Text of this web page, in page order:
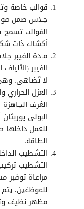
قوالب خاصة
جلاس ضمن
القوالب تسمح
أكشاك ذات
مادة الفيبر
الفيبر
لا تُضاهى.
العزل
الغرف
البولي
للعمل داخلها
الطاقة.
التشطيب
التشطيب تركيب
مراعاة توفير
للموظفين.
مظهر نظيف